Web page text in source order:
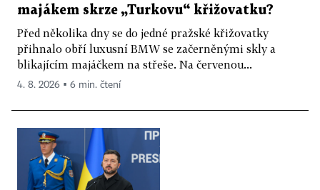
majákem skrze „Turkovu“ křižovatku?
Před několika dny se do jedné pražské křižovatky
přihnalo obří luxusní BMW se začerněnými skly a
blikajícím majáčkem na střeše. Na červenou...
4. 8. 2026 ▪ 6 min. čtení